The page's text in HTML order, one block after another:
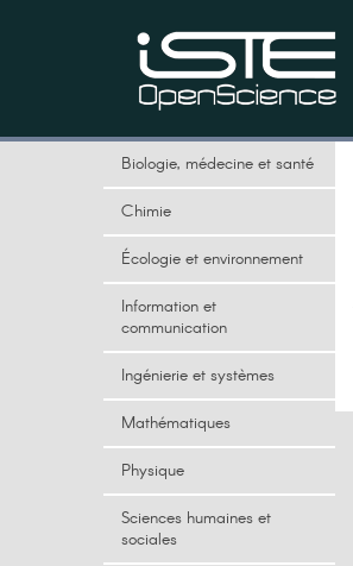
Biologie, médecine et santé
Chimie
Écologie et environnement
Information et
communication
Ingénierie et systèmes
Mathématiques
Physique
Sciences humaines et
sociales